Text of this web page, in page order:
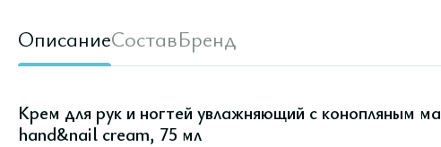
ОписаниеСоставБренд
Крем для рук и ногтей увлажняющий с конопляным
hand&nail cream, 75 мл